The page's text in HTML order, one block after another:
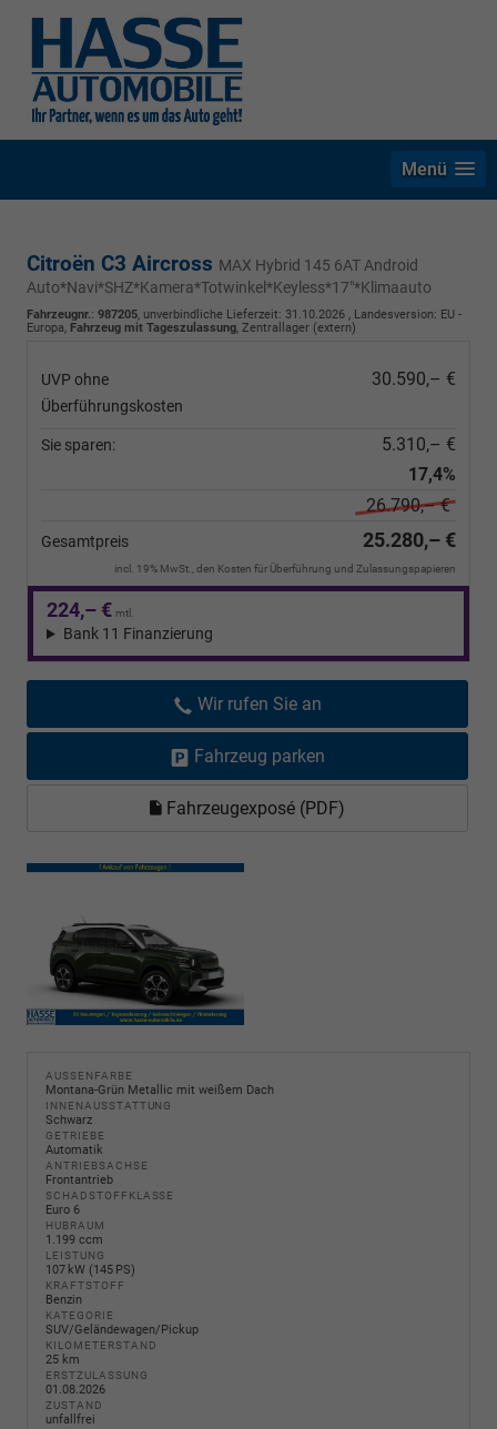
Menü
Citroën C3 Aircross MAX Hybrid 145 6AT Android
Auto*Navi*SHZ*Kamera*Totwinkel*Keyless*17"*Klimaauto
Fahrzeugnr.: 987205, unverbindliche Lieferzeit: 31.10.2026 , Landesversion: EU -
Europa, Fahrzeug mit Tageszulassung, Zentrallager (extern)
UVP ohne
Überführungskosten
30.590,– €
Sie sparen:
5.310,– €
17,4%
26.790,– €
Gesamtpreis 25.280,– €
incl. 19% MwSt., den Kosten für Überführung und Zulassungspapieren
224,– € mtl.
Bank 11 Finanzierung
Wir rufen Sie an
Fahrzeug parken
Fahrzeugexposé (PDF)
AUSSENFARBE
Montana-Grün Metallic mit weißem Dach
INNENAUSSTATTUNG
Schwarz
GETRIEBE
Automatik
ANTRIEBSACHSE
Frontantrieb
SCHADSTOFFKLASSE
Euro 6
HUBRAUM
1.199 ccm
LEISTUNG
107 kW (145 PS)
KRAFTSTOFF
Benzin
KATEGORIE
SUV/Geländewagen/Pickup
KILOMETERSTAND
25 km
ERSTZULASSUNG
01.08.2026
ZUSTAND
unfallfrei